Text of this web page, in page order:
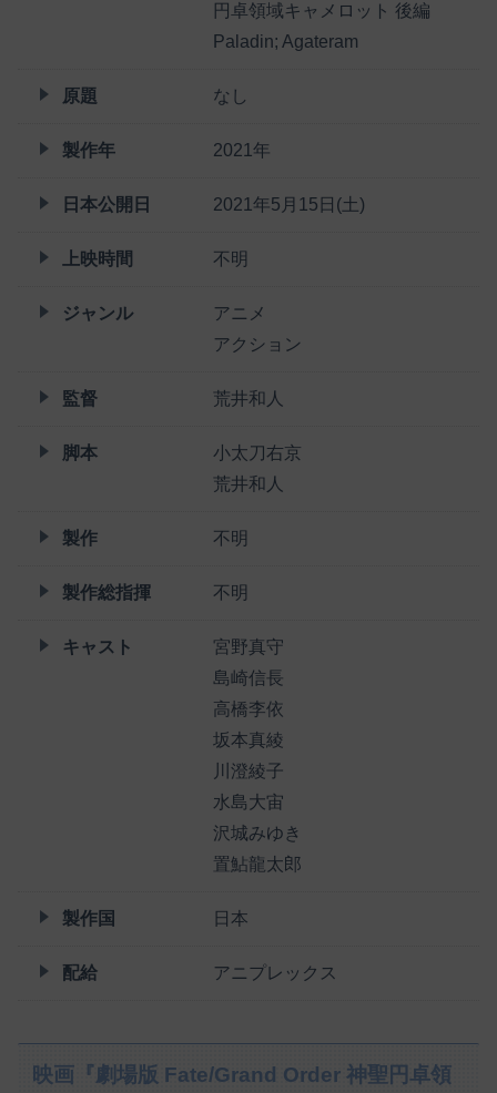
円卓領域キャメロット 後編
Paladin; Agateram
原題 なし
製作年 2021年
日本公開日 2021年5月15日(土)
上映時間 不明
ジャンル
アニメ
アクション
監督 荒井和人
脚本
小太刀右京
荒井和人
製作 不明
製作総指揮 不明
キャスト
宮野真守
島崎信長
高橋李依
坂本真綾
川澄綾子
水島大宙
沢城みゆき
置鮎龍太郎
製作国 日本
配給 アニプレックス
映画『劇場版 Fate/Grand Order 神聖円卓領